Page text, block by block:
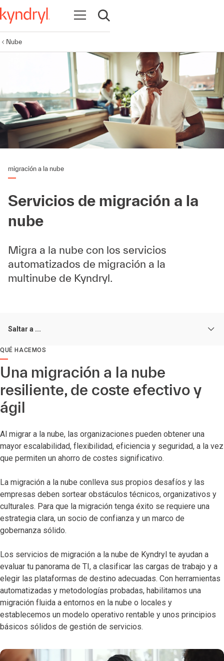
Abrir navegación
Abrir búsqueda
Nube
migración a la nube
Servicios de migración a la
nube
Migra a la nube con los servicios
automatizados de migración a la
multinube de Kyndryl.
Saltar a ...
QUÉ HACEMOS
Una migración a la nube
resiliente, de coste efectivo y
ágil
Al migrar a la nube, las organizaciones pueden obtener una
mayor escalabilidad, flexibilidad, eficiencia y seguridad, a la vez
que permiten un ahorro de costes significativo.
La migración a la nube conlleva sus propios desafíos y las
empresas deben sortear obstáculos técnicos, organizativos y
culturales. Para que la migración tenga éxito se requiere una
estrategia clara, un socio de confianza y un marco de
gobernanza sólido.
Los servicios de migración a la nube de Kyndryl te ayudan a
evaluar tu panorama de TI, a clasificar las cargas de trabajo y a
elegir las plataformas de destino adecuadas. Con herramientas
automatizadas y metodologías probadas, habilitamos una
migración fluida a entornos en la nube o locales y
establecemos un modelo operativo rentable y unos principios
básicos sólidos de gestión de servicios.